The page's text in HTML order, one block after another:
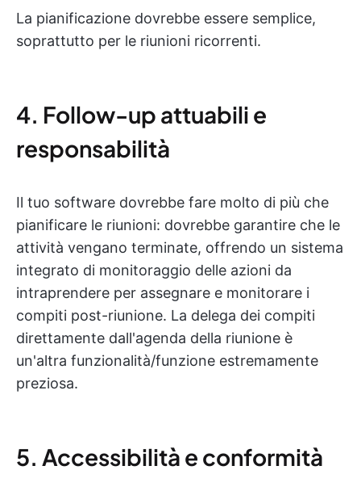
La pianificazione dovrebbe essere semplice,
soprattutto per le riunioni ricorrenti.
4. Follow-up attuabili e
responsabilità
Il tuo software dovrebbe fare molto di più che
pianificare le riunioni: dovrebbe garantire che le
attività vengano terminate, offrendo un sistema
integrato di monitoraggio delle azioni da
intraprendere per assegnare e monitorare i
compiti post-riunione. La delega dei compiti
direttamente dall'agenda della riunione è
un'altra funzionalità/funzione estremamente
preziosa.
5. Accessibilità e conformità